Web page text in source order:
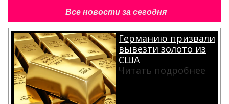
Все новости за сегодня
Германию призвали
вывезти золото из
США
Читать подробнее